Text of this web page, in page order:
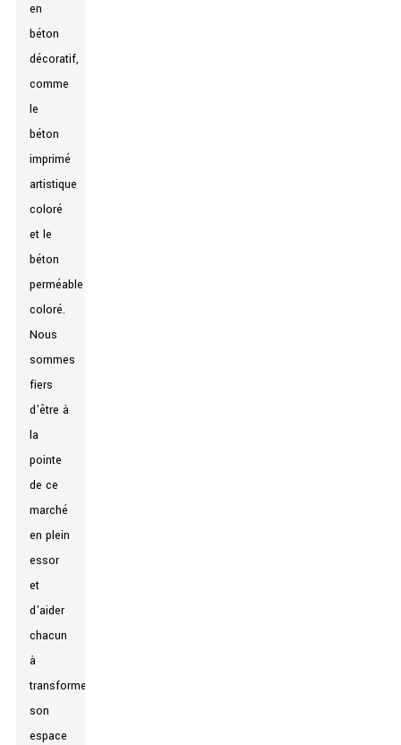
en
béton
décoratif,
comme
le
béton
imprimé
artistique
coloré
et le
béton
perméable
coloré.
Nous
sommes
fiers
d'être à
la
pointe
de ce
marché
en plein
essor
et
d'aider
chacun
à
transformer
son
espace